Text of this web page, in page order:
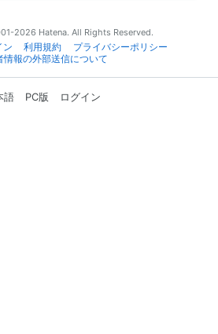
2026 Hatena. All Rights Reserved.
ン 利用規約
プライバシーポリシー
情報の外部送信について
語 PC版 ログイン